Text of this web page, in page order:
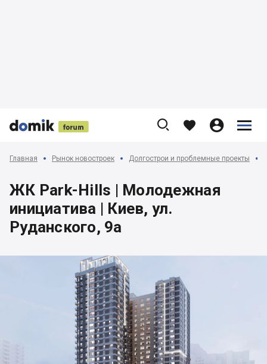


 
    


Главная Рынок новостроек Долгострои и проблемные проекты
ЖК Park-Hills | Молодежная
инициатива | Киев, ул.
Руданского, 9а